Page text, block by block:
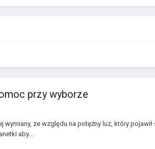
przy wyborze
wymiany, ze względu na potężny luz, który
aby...